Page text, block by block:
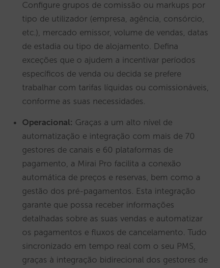
Configure grupos de comissão ou markups por
tipo de utilizador (empresa, agência, consórcio,
etc.), mercado emissor, volume de vendas, datas
de estadia ou tipo de alojamento. Defina
exceções que o ajudem a incentivar períodos
específicos de venda ou decida se prefere
trabalhar com tarifas líquidas ou comissionáveis,
conforme as suas necessidades.
Operacional: Graças a um alto nível de
automatização e integração com mais de 70
gestores de canais e 60 plataformas de
pagamento, a Mirai Pro facilita a conexão
automática de preços e reservas, bem como a
gestão dos pré-pagamentos. Esta integração
garante que possa receber informações
detalhadas sobre as suas vendas e automatizar
os pagamentos e fluxos de cancelamento. Tudo
sincronizado em tempo real com o seu PMS,
graças à integração bidirecional dos gestores de